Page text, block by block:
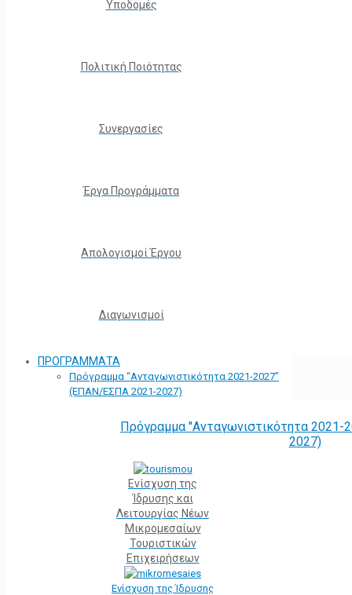
Υποδομές
Πολιτική Ποιότητας
Συνεργασίες
Έργα Προγράμματα
Απολογισμοί Έργου
Διαγωνισμοί
ΠΡΟΓΡΑΜΜΑΤΑ
Πρόγραμμα “Ανταγωνιστικότητα 2021-2027”
(ΕΠΑΝ/ΕΣΠΑ 2021-2027)
Πρόγραμμα "Ανταγωνιστικότητα
2027)
Ενίσχυση της
Ίδρυσης και
Λειτουργίας Νέων
Μικρομεσαίων
Τουριστικών
Επιχειρήσεων
Ενίσχυση της Ίδρυσης